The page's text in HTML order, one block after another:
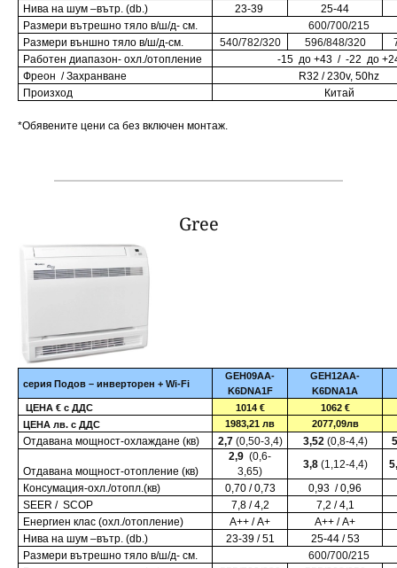
Нива на шум –вътр. (db.) 23-39
25-44
Размери вътрешно тяло в/ш/д- см.
600/700/215
Размери външно тяло в/ш/д-см.
540/782/320 596/848/320
Работен диапазон- охл./отопление -15 до +43 / -22 до +
Фреон /Захранване R32 /230v, 50hz
Произход
Китай
*Обявените цени са без включен монтаж.
Gree
серия Подов – инверторен + Wi-Fi
GEH09AA-
K6DNA1F
GEH12AA-
K6DNA1A
ЦЕНА €с ДДС 1014 €
1062 €
ЦЕНА лв.с ДДС 1983,21 лв 2077,09лв
Отдавана мощност-охлаждане (кв) 2,7 (0,50-3,4) 3,52 (0,8-4,4)
Отдавана мощност-отопление (кв)
2,9 (0,6-
3,65)
3,8 (1,12-4,4)
5,
Консумация-охл./отопл.(кв)
0,70/ 0,73 0,93 / 0,96
SEER / SCOP 7,8 / 4,2
7,2 / 4,1
Енергиен клас (охл./отопление)
А++ / А+
А++ / А+
Нива на шум –вътр. (db.) 23-39/ 51
25-44 / 53
Размери вътрешно тяло в/ш/д- см.
600/700/215